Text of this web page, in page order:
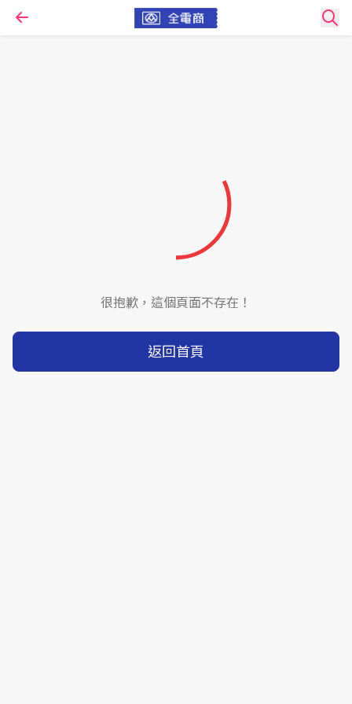
很抱歉，這個頁面不存在！
返回首頁